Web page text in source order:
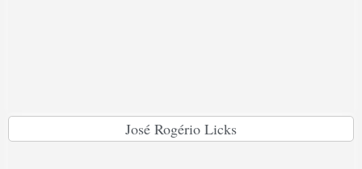
José Rogério Licks